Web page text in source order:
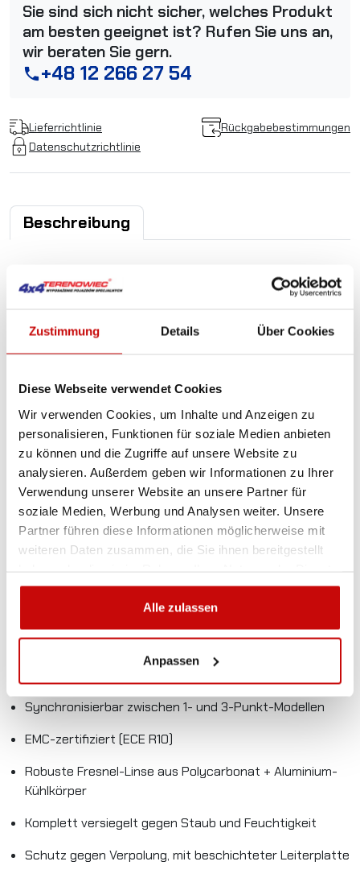
Zustimmung Details Über Cookies
Diese Webseite verwendet Cookies
Wir verwenden Cookies, um Inhalte und Anzeigen zu
personalisieren, Funktionen für soziale Medien anbieten
zu können und die Zugriffe auf unsere Website zu
analysieren. Außerdem geben wir Informationen zu Ihrer
Verwendung unserer Website an unsere Partner für
soziale Medien, Werbung und Analysen weiter. Unsere
Partner führen diese Informationen möglicherweise mit
weiteren Daten zusammen, die Sie ihnen bereitgestellt
gesammelt haben.
Alle zulassen
Anpassen
Sie sind sich nicht sicher, welches Produkt
am besten geeignet ist? Rufen Sie uns an,
wir beraten Sie gern.
phone+48 12 266 27 54
Lieferrichtlinie
Rückgabebestimmungen
Datenschutzrichtlinie
Beschreibung
LED Rundumkennleuchten
Gelb, 3-Punkt Befestigung,
Die LAP LFB-050 ist eine moderne LED-Warnleuchte mit 12
leistungsstarken 3W-LEDs, konzipiert für maximale
Sichtbarkeit und Robustheit. Mit ECE R65 Zulassung und
dualer Spannungsversorgung ist sie ideal für
Einsatzfahrzeuge, Nutzfahrzeuge und Offroad-
Anwendungen.
✅ Hauptmerkmale:
4 ECE R65-zertifizierte Blitzmuster: einfach, doppelt
120 Blitze/Min. mit Speicherfunktion für das letzte
Synchronisierbar zwischen 1- und 3-Punkt-Modellen
EMC-zertifiziert (ECE R10)
Robuste Fresnel-Linse aus Polycarbonat + Aluminium-
Kühlkörper
Komplett versiegelt gegen Staub und Feuchtigkeit
Schutz gegen Verpolung, mit beschichteter Leiterplatte